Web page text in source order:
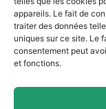
appareils. Le fait de
traiter des données
uniques sur ce site. Le
consentement peut
et fonctions.